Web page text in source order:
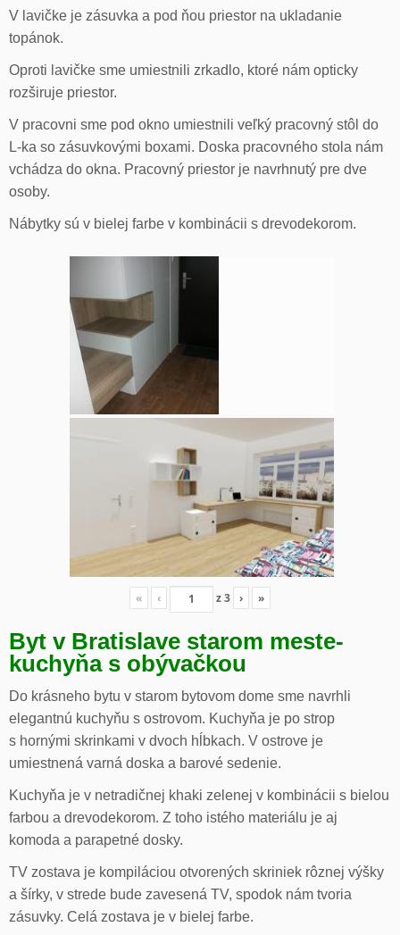
V lavičke je zásuvka a pod ňou priestor na ukladanie
topánok.
Oproti lavičke sme umiestnili zrkadlo, ktoré nám opticky
rozširuje priestor.
V pracovni sme pod okno umiestnili veľký pracovný stôl do
L-ka so zásuvkovými boxami. Doska pracovného stola nám
vchádza do okna. Pracovný priestor je navrhnutý pre dve
osoby.
Nábytky sú v bielej farbe v kombinácii s drevodekorom.
« ‹ z3 › »
Byt v Bratislave starom meste-
kuchyňa s obývačkou
Do krásneho bytu v starom bytovom dome sme navrhli
elegantnú kuchyňu s ostrovom. Kuchyňa je po strop
s hornými skrinkami v dvoch hĺbkach. V ostrove je
umiestnená varná doska a barové sedenie.
Kuchyňa je v netradičnej khaki zelenej v kombinácii s bielou
farbou a drevodekorom. Z toho istého materiálu je aj
komoda a parapetné dosky.
TV zostava je kompiláciou otvorených skriniek rôznej výšky
a šírky, v strede bude zavesená TV, spodok nám tvoria
zásuvky. Celá zostava je v bielej farbe.